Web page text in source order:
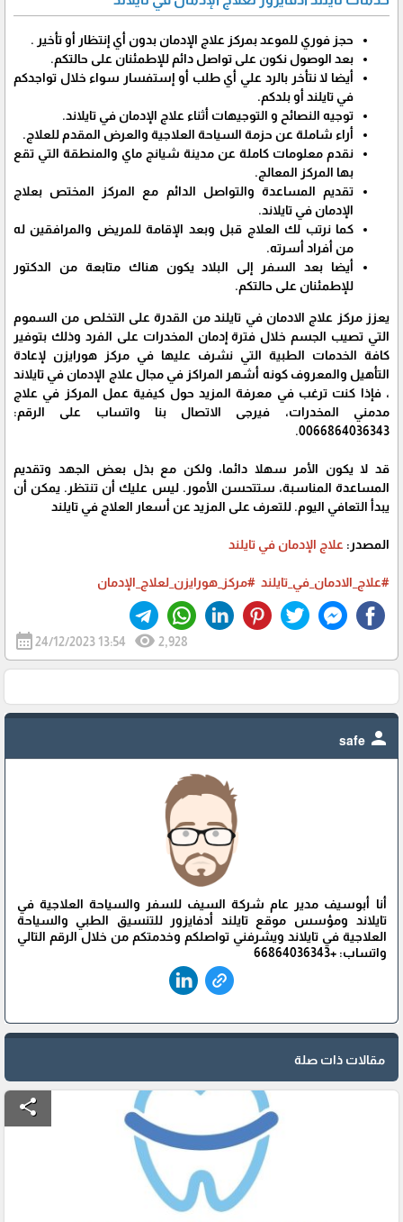
حجز فوري للموعد بمركز علاج الإدمان بدون أي إنتظار أو تأخير .
بعد الوصول نكون على تواصل دائم للإطمئنان على حالتكم.
أيضا لا نتأخر بالرد علي أي طلب أو إستفسار سواء خلال تواجدكم
في تايلند أو بلدكم.
توجيه النصائح و التوجيهات أثناء علاج الإدمان في تايلاند.
أراء شاملة عن حزمة السياحة العلاجية والعرض المقدم للعلاج.
نقدم معلومات كاملة عن مدينة شيانج ماي والمنطقة التي تقع
بها المركز المعالج.
تقديم المساعدة والتواصل الدائم مع المركز المختص بعلاج
الإدمان في تايلاند.
كما نرتب لك العلاج قبل وبعد الإقامة للمريض والمرافقين له
من أفراد أسرته.
أيضا بعد السفر إلى البلاد يكون هناك متابعة من الدكتور
للإطمئنان على حالتكم.
يعزز مركز علاج الادمان في تايلند من القدرة على التخلص من السموم
التي تصيب الجسم خلال فترة إدمان المخدرات على الفرد وذلك بتوفير
كافة الخدمات الطبية التي نشرف عليها في مركز هورايزن لإعادة
التأهيل والمعروف كونه أشهر المراكز في مجال علاج الإدمان في تايلاند
، فإذا كنت ترغب في معرفة المزيد حول كيفية عمل المركز في علاج
مدمني المخدرات، فيرجى الاتصال بنا واتساب على الرقم:
0066864036343.
قد لا يكون الأمر سهلا دائما، ولكن مع بذل بعض الجهد وتقديم
المساعدة المناسبة، ستتحسن الأمور. ليس عليك أن تنتظر. يمكن أن
يبدأ التعافي اليوم. للتعرف على المزيد عن أسعار العلاج في تايلند
المصدر: علاج الإدمان في تايلند
#علاج_الادمان_في_تايلند #مركز_هورايزن_لعلاج_الإدمان
calendar_month24/12/2023 13:54 visibility 2,928
person
أنا أبوسيف مدير عام شركة السيف للسفر والسياحة العلاجية في
تايلاند ومؤسس موقع تايلند أدفايزور للتنسيق الطبي والسياحة
العلاجية في تايلاند ويشرفني تواصلكم وخدمتكم من خلال الرقم التالي
واتساب: +66864036343
مقالات ذات صلة
share